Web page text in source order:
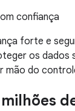
confiança
forte e
os dados
mão do